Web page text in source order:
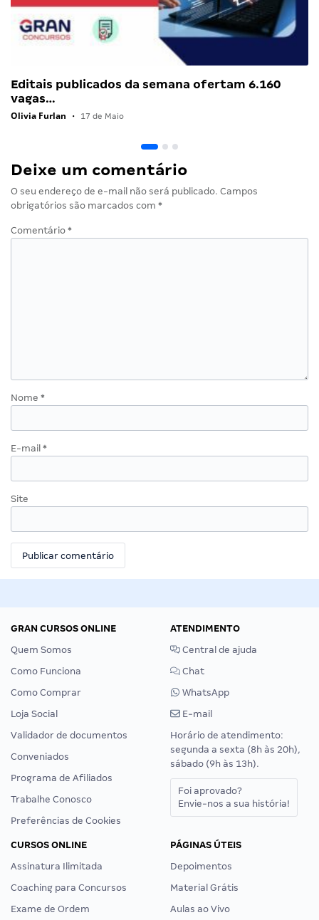
Editais publicados da semana ofertam 6.160
vagas…
Olivia Furlan • 17 de Maio
Deixe um comentário
O seu endereço de e-mail não será publicado. Campos
obrigatórios são marcados com *
Comentário *
Nome *
E-mail *
Site
GRAN CURSOS ONLINE
Quem Somos
Como Funciona
Como Comprar
Loja Social
Validador de documentos
Conveniados
Programa de Afiliados
Trabalhe Conosco
Preferências de Cookies
ATENDIMENTO
Central de ajuda
Chat
WhatsApp
E-mail
Horário de atendimento:
segunda a sexta (8h às 20h),
sábado (9h às 13h).
Foi aprovado?
Envie-nos a sua história!
CURSOS ONLINE
Assinatura Ilimitada
Coaching para Concursos
Exame de Ordem
PÁGINAS ÚTEIS
Depoimentos
Material Grátis
Aulas ao Vivo